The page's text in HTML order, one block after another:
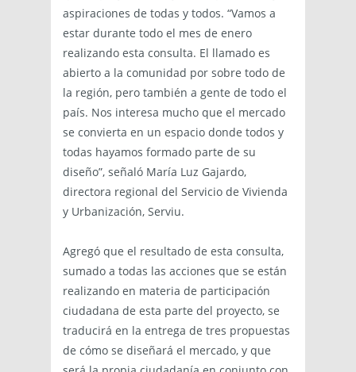
aspiraciones de todas y todos. “Vamos a
estar durante todo el mes de enero
realizando esta consulta. El llamado es
abierto a la comunidad por sobre todo de
la región, pero también a gente de todo el
país. Nos interesa mucho que el mercado
se convierta en un espacio donde todos y
todas hayamos formado parte de su
diseño”, señaló María Luz Gajardo,
directora regional del Servicio de Vivienda
y Urbanización, Serviu.
Agregó que el resultado de esta consulta,
sumado a todas las acciones que se están
realizando en materia de participación
ciudadana de esta parte del proyecto, se
traducirá en la entrega de tres propuestas
de cómo se diseñará el mercado, y que